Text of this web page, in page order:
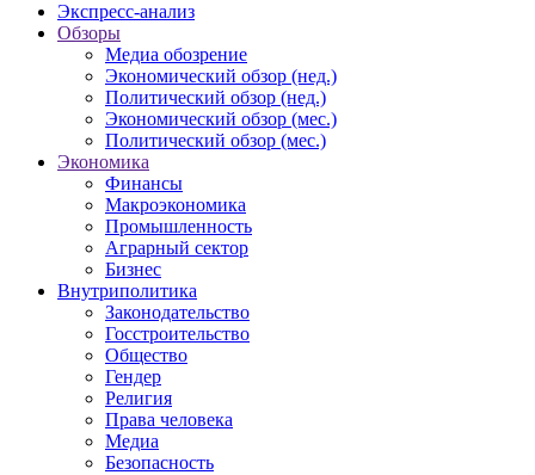
Экспресс-анализ
Обзоры
Медиа обозрение
Экономический обзор (нед.)
Политический обзор (нед.)
Экономический обзор (мес.)
Политический обзор (мес.)
Экономика
Финансы
Макроэкономика
Промышленность
Аграрный сектор
Бизнес
Внутриполитика
Законодательство
Госстроительство
Общество
Гендер
Религия
Права человека
Медиа
Безопасность